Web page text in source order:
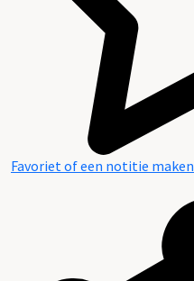
Favoriet of een notitie maken